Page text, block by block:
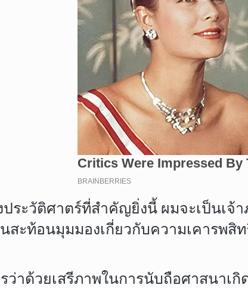
ศาตร์ที่สำคัญยิ่งนี้ ผมจะเป็นเจ้าภ
สะท้อนมุมมองเกี่ยวกับความเคารพ
วยเสรีภาพในการนับถือศาสนาเกิด